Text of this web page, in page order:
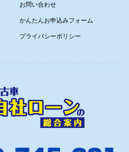
お問い合わせ
かんたんお申込みフォーム
プライバシーポリシー